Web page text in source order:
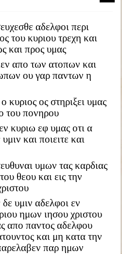
αδελφοι περι
του κυριου τρεχη και
και προς υμας
απο των ατοπων και
ου γαρ παντων η
κυριος ος στηριξει υμας
του πονηρου
κυριω εφ υμας οτι α
και ποιειτε και
υμων τας καρδιας
θεου και εις την
υμιν αδελφοι εν
ημων ιησου χριστου
απο παντος αδελφου
και μη κατα την
παρ ημων